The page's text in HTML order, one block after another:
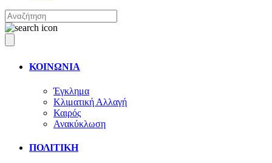
ΚΟΙΝΩΝΙΑ
Έγκλημα
Κλιματική Αλλαγή
Καιρός
Ανακύκλωση
ΠΟΛΙΤΙΚΗ